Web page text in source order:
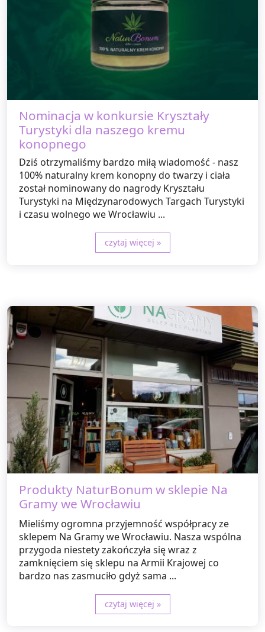
Nominacja w konkursie Kryształy
Turystyki dla naszego kremu
konopnego
Dziś otrzymaliśmy bardzo miłą wiadomość - nasz
100% naturalny krem konopny do twarzy i ciała
został nominowany do nagrody Kryształu
Turystyki na Międzynarodowych Targach Turystyki
i czasu wolnego we Wrocławiu ...
czytaj więcej »
Produkty NaturBonum w sklepie Na
Gramy we Wrocławiu
Mieliśmy ogromna przyjemność współpracy ze
sklepem Na Gramy we Wrocławiu. Nasza wspólna
przygoda niestety zakończyła się wraz z
zamknięciem się sklepu na Armii Krajowej co
bardzo nas zasmuciło gdyż sama ...
czytaj więcej »